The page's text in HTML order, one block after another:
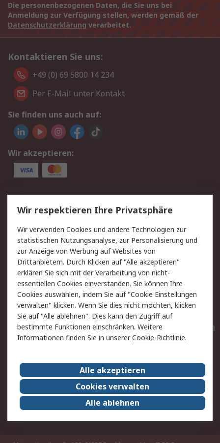
Die personenbezogenen Daten, die Sie uns bei
Anmeldung zur Verfügung stellen, werden gemäß der
Datenschutzerklärung verarbeitet.
Kontaktieren Sie uns:
+49 (0) 69 5800 14 234
Per E-Mail unter Kontakt
Sie finden uns auch auf:
Wir akzeptieren:
Service
Value Added Services
Lieferlösungen
Rücksendungen
Kontakt
Hilfe
Privatkunden
Rechtliches
AGB
Datenschutz
Cookie-Richtlinie
Zahlungsbedingungen
Copyright/Impressum
Entsorgung
Elektrogeräte/Batterien
RS weltweit
Karriere bei RS
Nachhaltigkeit
Qualität/Umwelt/ZertifikatePresse-Center
Event-Center
Wir respektieren Ihre Privatsphäre
Wir verwenden Cookies und andere Technologien zur
statistischen Nutzungsanalyse, zur Personalisierung und
zur Anzeige von Werbung auf Websites von
Drittanbietern. Durch Klicken auf "Alle akzeptieren"
erklären Sie sich mit der Verarbeitung von nicht-
essentiellen Cookies einverstanden. Sie können Ihre
Cookies auswählen, indem Sie auf "Cookie Einstellungen
verwalten" klicken. Wenn Sie dies nicht möchten, klicken
Sie auf "Alle ablehnen". Dies kann den Zugriff auf
bestimmte Funktionen einschränken. Weitere
Informationen finden Sie in unsererCookie-Richtlinie.
Alle akzeptieren
Cookies verwalten
Alle ablehnen